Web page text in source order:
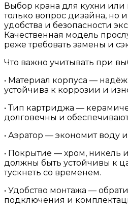
Выбор крана для кухни или
только вопрос дизайна, но
удобства и безопасности
Качественная модель
реже требовать замены и
Что важно учитывать при
• Материал корпуса —
устойчива к коррозии и
• Тип картриджа —
долговечны и
• Аэратор — экономит воду
• Покрытие — хром, никель
должны быть устойчивы к
тускнеть со временем.
• Удобство монтажа —
подключения и